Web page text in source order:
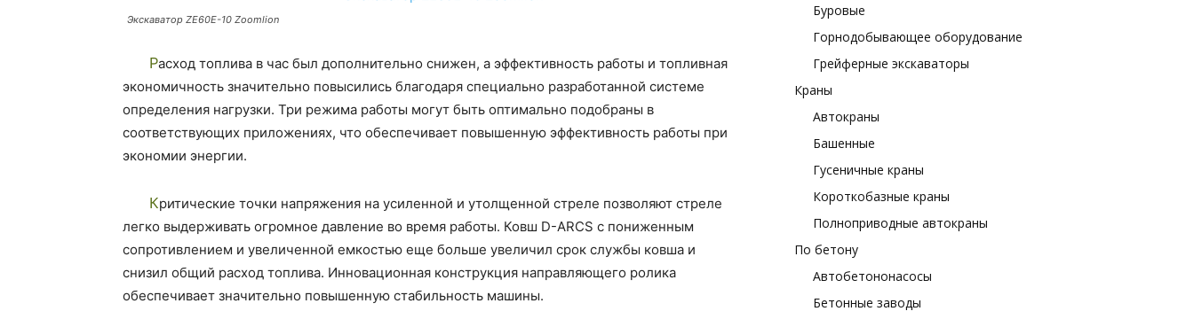
Экскаватор ZE60E-10 Zoomlion
Расход топлива в час был дополнительно снижен, а эффективность работы и топливная
экономичность значительно повысились благодаря специально разработанной системе
определения нагрузки. Три режима работы могут быть оптимально подобраны в
соответствующих приложениях, что обеспечивает повышенную эффективность работы при
экономии энергии.
Критические точки напряжения на усиленной и утолщенной стреле позволяют стреле
легко выдерживать огромное давление во время работы. Ковш D-ARCS с пониженным
сопротивлением и увеличенной емкостью еще больше увеличил срок службы ковша и
снизил общий расход топлива. Инновационная конструкция направляющего ролика
обеспечивает значительно повышенную стабильность машины.
Буровые
Горнодобывающее оборудование
Грейферные экскаваторы
Краны
Автокраны
Башенные
Гусеничные краны
Короткобазные краны
Полноприводные автокраны
По бетону
Автобетононасосы
Бетонные заводы